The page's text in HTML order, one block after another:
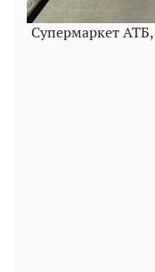
Супермаркет